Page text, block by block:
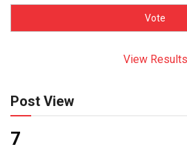
View Results
Post View
7